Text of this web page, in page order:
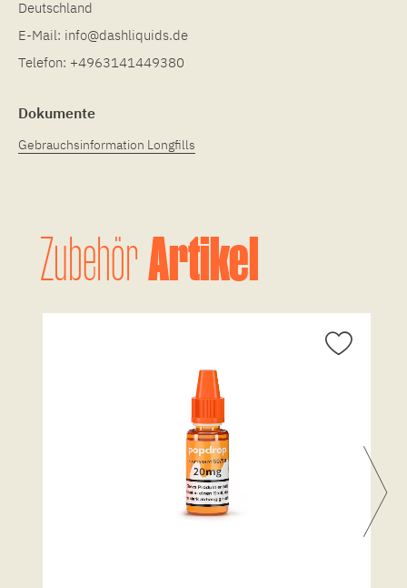
Deutschland
E-Mail: info@dashliquids.de
Telefon: +4963141449380
Dokumente
Gebrauchsinformation Longfills
ZubehörArtikel